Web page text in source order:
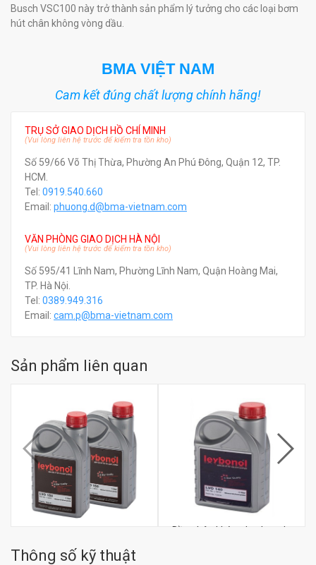
Busch VSC100 này trở thành sản phẩm lý tưởng cho các loại bơm
hút chân không vòng dầu.
BMA VIỆT NAM
Cam kết đúng chất lượng chính hãng!
TRỤ SỞ GIAO DỊCH HỒ CHÍ MINH
(Vui lòng liên hệ trước để kiểm tra tồn kho)
Số 59/66 Võ Thị Thừa, Phường An Phú Đông, Quận 12, TP.
HCM.
Tel: 0919.540.660
Email: phuong.d@bma-vietnam.com
VĂN PHÒNG GIAO DỊCH HÀ NỘI
(Vui lòng liên hệ trước để kiểm tra tồn kho)
Số 595/41 Lĩnh Nam, Phường Lĩnh Nam, Quận Hoàng Mai,
TP. Hà Nội.
Tel: 0389.949.316
Email: cam.p@bma-vietnam.com
Sản phẩm liên quan
Dầu chân không Leybonol
Thông số kỹ thuật